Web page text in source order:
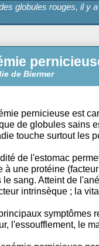
Il y a des globules
Anémie
L'anémie
manque de
L'acidité de
se lie à une
dans le sang.
le facteur